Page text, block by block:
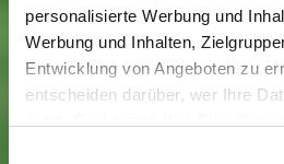
personalisierte Werbung und
Werbung und Inhalten,
Entwicklung von Angeboten zu
entscheiden darüber, wer Ihre